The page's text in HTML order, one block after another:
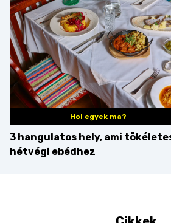
Hol egyek ma?
3 hangulatos hely, ami
hétvégi ebédhez